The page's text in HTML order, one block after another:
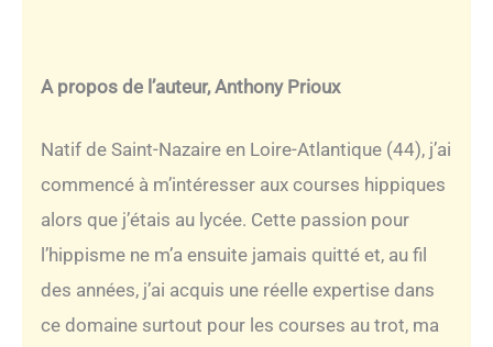
A propos de l’auteur, Anthony Prioux
Natif de Saint-Nazaire en Loire-Atlantique (44), j’ai
commencé à m’intéresser aux courses hippiques
alors que j’étais au lycée. Cette passion pour
l’hippisme ne m’a ensuite jamais quitté et, au fil
des années, j’ai acquis une réelle expertise dans
ce domaine surtout pour les courses au trot, ma